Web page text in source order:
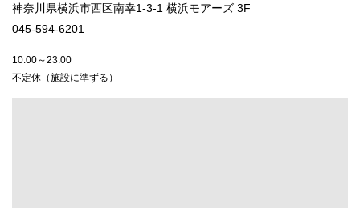
神奈川県横浜市西区南幸1-3-1 横浜モアーズ 3F
045-594-6201
10:00～23:00
不定休（施設に準ずる）